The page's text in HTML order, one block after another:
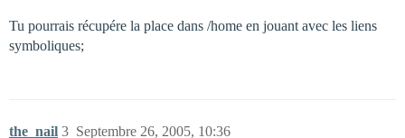
Tu pourrais récupére la place dans /home en jouant avec les liens
symboliques;
the_nail Septembre 26, 2005, 10:36
3